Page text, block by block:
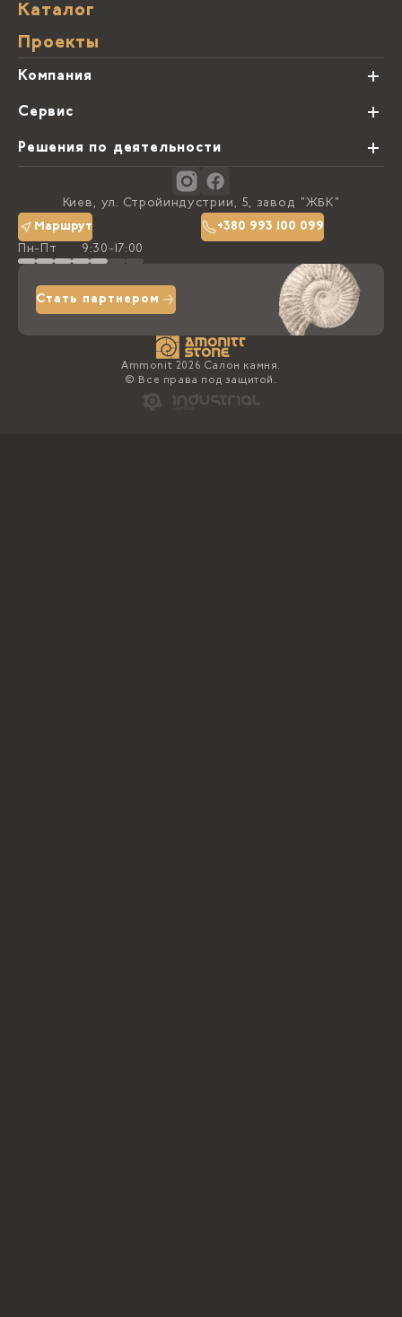
Каталог
Проекты
Компания
О нас
Блог
Политика конфиденциальности
Доставка та оплата
Сервис
Виды обработки камня
Решения по деятельности
Киев, ул. Стройиндустрии, 5, завод "ЖБК"
Маршрут
+380 993 100 099
Пн-Пт
9:30-17:00
Стать партнером
Ammonit 2026 Салон камня.
© Все права под защитой.